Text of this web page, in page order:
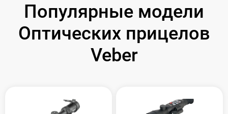
Популярные модели
Оптических прицелов
Veber